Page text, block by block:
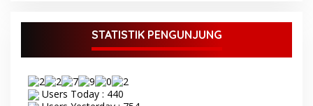
Wakil Bupati Bungo Ustadz
resmi Seleksi Tilawatil
Kabupaten Bungo Senin 8
September 2025. Acara
STATISTIK PENGUNJUNG
Users Today : 440